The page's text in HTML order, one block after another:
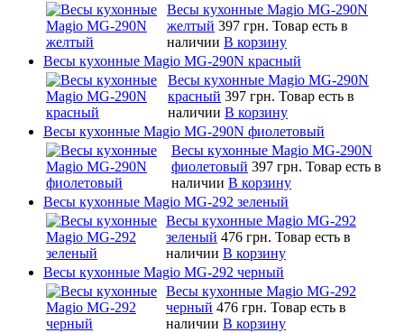
Весы кухонные Magio MG-290N
желтый 397 грн. Товар есть в
наличии В корзину
Весы кухонные Magio MG-290N красный
Весы кухонные Magio MG-290N
красный 397 грн. Товар есть в
наличии В корзину
Весы кухонные Magio MG-290N фиолетовый
Весы кухонные Magio MG-290N
фиолетовый 397 грн. Товар есть в
наличии В корзину
Весы кухонные Magio MG-292 зеленый
Весы кухонные Magio MG-292
зеленый 476 грн. Товар есть в
наличии В корзину
Весы кухонные Magio MG-292 черный
Весы кухонные Magio MG-292
черный 476 грн. Товар есть в
наличии В корзину